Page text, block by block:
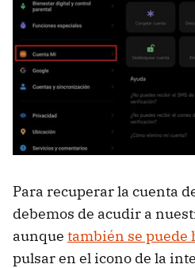
Para recuperar la cuenta
debemos de acudir a
aunque también se puede
pulsar en el icono de la